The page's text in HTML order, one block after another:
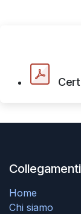
Home
Chi siamo